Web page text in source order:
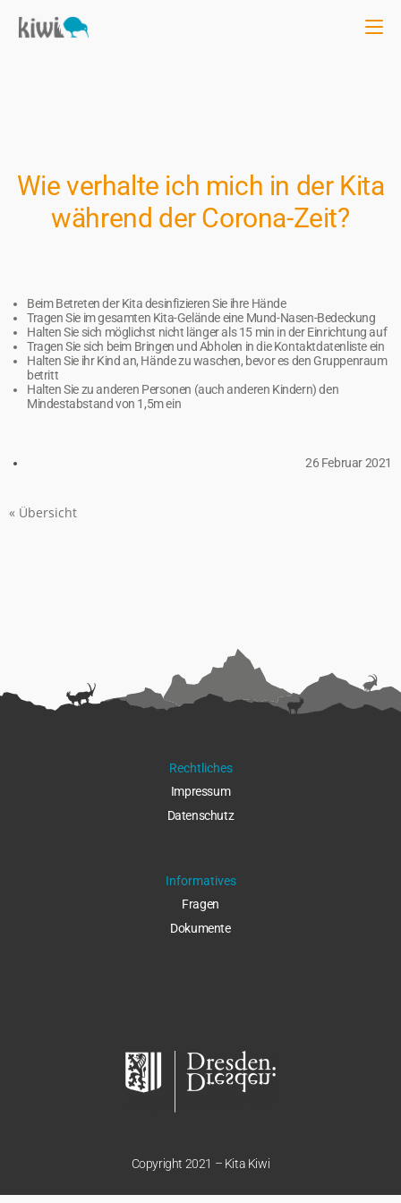
Wie verhalte ich mich in der Kita
während der Corona-Zeit?
Beim Betreten der Kita desinfizieren Sie ihre Hände
Tragen Sie im gesamten Kita-Gelände eine Mund-Nasen-Bedeckung
Halten Sie sich möglichst nicht länger als 15 min in der Einrichtung auf
Tragen Sie sich beim Bringen und Abholen in die Kontaktdatenliste ein
Halten Sie ihr Kind an, Hände zu waschen, bevor es den Gruppenraum
betritt
Halten Sie zu anderen Personen (auch anderen Kindern) den
Mindestabstand von 1,5m ein
26 Februar 2021
« Übersicht
Rechtliches
Impressum
Datenschutz
Informatives
Fragen
Dokumente
Copyright 2021 – Kita Kiwi